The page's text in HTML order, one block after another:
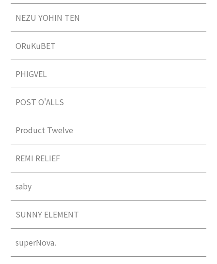
NEZU YOHIN TEN
ORuKuBET
PHIGVEL
POST O'ALLS
Product Twelve
REMI RELIEF
saby
SUNNY ELEMENT
superNova.